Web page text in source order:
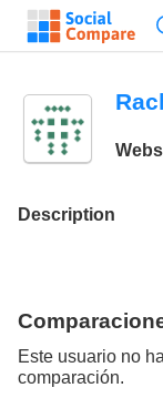
Description
Este usuario no
comparación.